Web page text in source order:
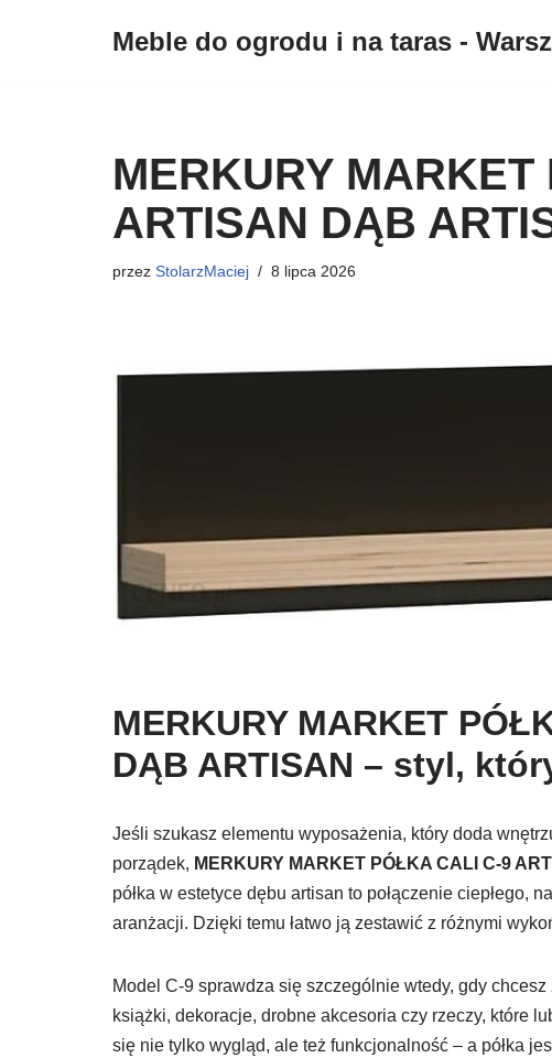
Meble do ogrodu i na taras -
MERKURY
ARTISAN DĄB
przez StolarzMaciej 8 lipca 2026
MERKURY MARKET
DĄB ARTISAN – styl,
Jeśli szukasz elementu wyposażenia, który doda
porządek, MERKURY MARKET PÓŁKA CALI C-9
półka w estetyce dębu artisan to połączenie ciepłego,
aranżacji. Dzięki temu łatwo ją zestawić z różnymi
Model C-9 sprawdza się szczególnie wtedy, gdy
książki, dekoracje, drobne akcesoria czy rzeczy, które
się nie tylko wygląd, ale też funkcjonalność – a półka